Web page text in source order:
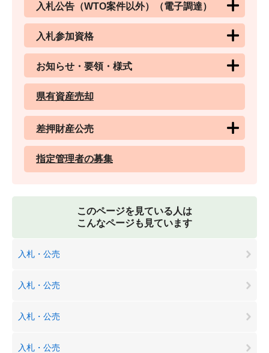
入札公告（WTO案件以外）（電子調達）
入札参加資格
お知らせ・要領・様式
県有資産売却
差押財産公売
指定管理者の募集
このページを見ている人は
こんなページも見ています
入札・公売
入札・公売
入札・公売
入札・公売